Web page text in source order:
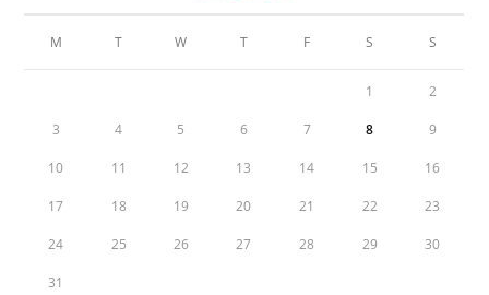
M T W T F S S
1 2
3 4 5 6 7 8 9
10 11 12 13 14 15 16
17 18 19 20 21 22 23
24 25 26 27 28 29 30
31